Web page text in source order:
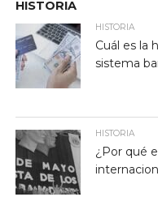
HISTORIA
HISTORIA
Cuál es la
sistema
HISTORIA
¿Por qué